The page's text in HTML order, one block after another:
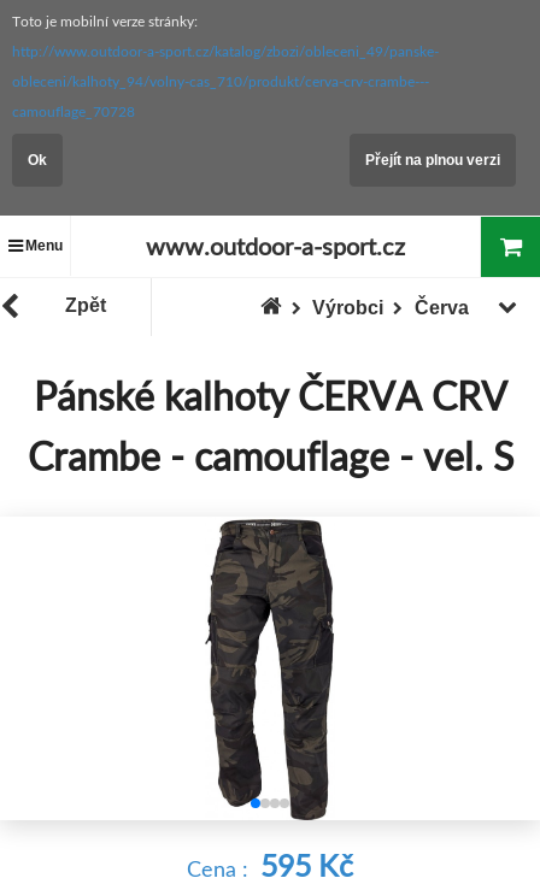
Toto je mobilní verze stránky:
http://www.outdoor-a-sport.cz/katalog/zbozi/obleceni_49/panske-
obleceni/kalhoty_94/volny-cas_710/produkt/cerva-crv-crambe---
camouflage_70728
Ok Přejít na plnou verzi
Menu www.outdoor-a-sport.cz
Zpět Červa
Výrobci
Pánské kalhoty ČERVA CRV
Crambe - camouflage - vel. S
Cena : 595 Kč